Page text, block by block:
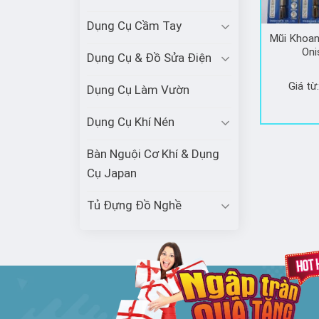
Dụng Cụ Cầm Tay
Dụng Cụ & Đồ Sửa Điện
Dụng Cụ Làm Vườn
Dụng Cụ Khí Nén
Bàn Nguội Cơ Khí & Dụng
Cụ Japan
Tủ Đựng Đồ Nghề
Mũi
Giá từ: